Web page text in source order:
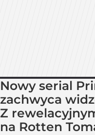
Nowy serial
zachwyca
Z
na Rotten